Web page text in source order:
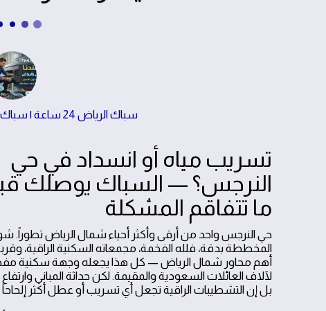
سباك الرياض 24 ساعة | سباك قريب منك بخدمة فورية
تسريب مياه أو انسداد في حي
النرجس؟ — السباك يوصلك
ما تتفاقم المشكلة
حي النرجس واحد من أرقى وأكثر أحياء شمال الرياض تطوراً.
المخططة بدقة، فلله الفخمة، مجمعاته السكنية الراقية،
أهم محاور شمال الرياض — كل هذا يجعله وجهة سكنية
لآلاف العائلات السعودية والمقيمة. لكن حداثة المباني
بل إن التشطيبات الراقية تجعل أي تسريب أو عطل أكثر إلحاحاً